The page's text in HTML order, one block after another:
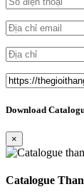
Download
×
Catalogue